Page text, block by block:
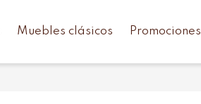
Muebles clásicos Promociones